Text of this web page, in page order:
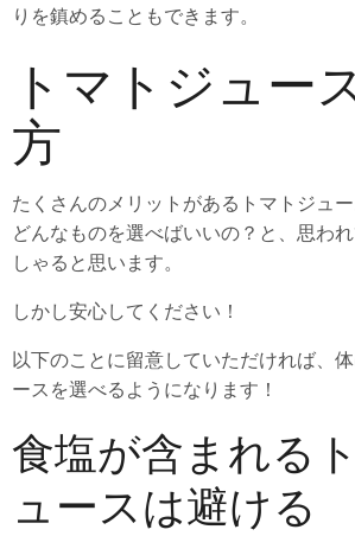
りを鎮めることもできます。
トマトジュー
方
たくさんのメリットがあるトマトジュ
どんなものを選べばいいの？と、思わ
しゃると思います。
しかし安心してください！
以下のことに留意していただければ、
ースを選べるようになります！
食塩が含まれる
ュースは避ける